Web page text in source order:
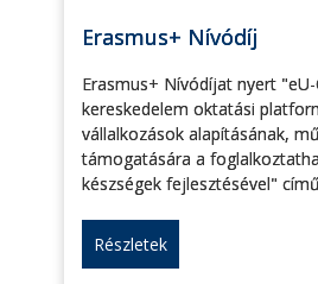
Erasmus+ Nívódíj
Erasmus+ Nívódíjat nyert
kereskedelem oktatási
vállalkozások alapításának,
támogatására a
készségek fejlesztésével"
Részletek